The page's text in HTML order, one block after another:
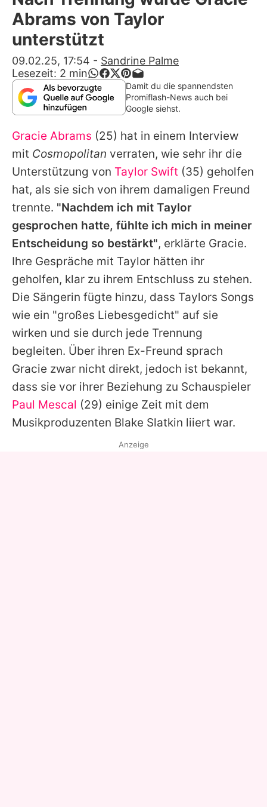
Alle Themen auf Promiflash
Jobs
App runterladen
Team
Redaktionelle Richtlinien
Impressum
Datenschutzerklärung
Nutzungsbedingungen
Utiq verwalten
Abrams von Taylor
unterstützt
09.02.25, 17:54 - Sandrine Palme
Lesezeit: 2 min
Damit du die spannendsten
Promiflash-News auch bei
Google siehst.
Gracie Abrams (25) hat in einem Interview
mit Cosmopolitan verraten, wie sehr ihr die
Unterstützung von Taylor Swift (35) geholfen
hat, als sie sich von ihrem damaligen Freund
trennte. "Nachdem ich mit Taylor
gesprochen hatte, fühlte ich mich in meiner
Entscheidung so bestärkt", erklärte Gracie.
Ihre Gespräche mit Taylor hätten ihr
geholfen, klar zu ihrem Entschluss zu stehen.
Die Sängerin fügte hinzu, dass Taylors Songs
wie ein "großes Liebesgedicht" auf sie
wirken und sie durch jede Trennung
begleiten. Über ihren Ex-Freund sprach
Gracie zwar nicht direkt, jedoch ist bekannt,
dass sie vor ihrer Beziehung zu Schauspieler
Paul Mescal (29) einige Zeit mit dem
Musikproduzenten Blake Slatkin liiert war.
Anzeige